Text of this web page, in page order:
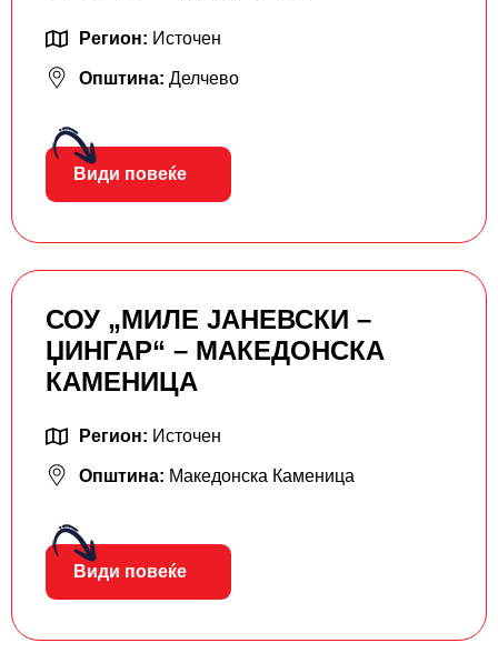
Регион: Источен
Општина: Делчево
Види повеќе
СОУ „МИЛЕ ЈАНЕВСКИ –
ЏИНГАР“ – МАКЕДОНСКА
КАМЕНИЦА
Регион: Источен
Општина: Македонска Каменица
Види повеќе